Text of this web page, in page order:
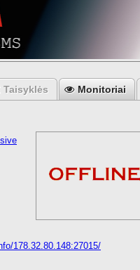
Taisyklės Monitoriai
178.32.80.148:27015/